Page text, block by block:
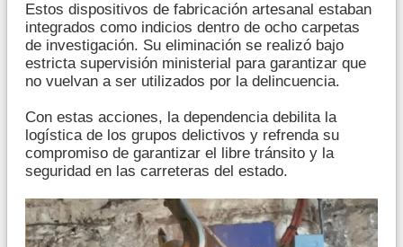
Estos dispositivos de fabricación artesanal estaban
integrados como indicios dentro de ocho carpetas
de investigación. Su eliminación se realizó bajo
estricta supervisión ministerial para garantizar que
no vuelvan a ser utilizados por la delincuencia.
Con estas acciones, la dependencia debilita la
logística de los grupos delictivos y refrenda su
compromiso de garantizar el libre tránsito y la
seguridad en las carreteras del estado.